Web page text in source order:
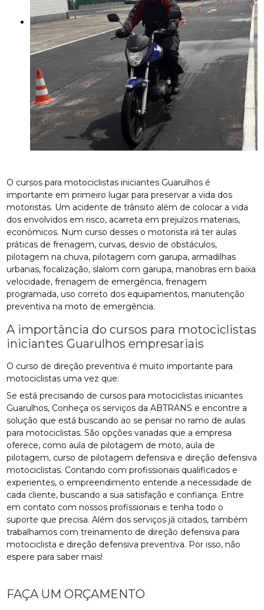
O cursos para motociclistas iniciantes Guarulhos é
importante em primeiro lugar para preservar a vida dos
motoristas. Um acidente de trânsito além de colocar a vida
dos envolvidos em risco, acarreta em prejuízos materiais,
econômicos. Num curso desses o motorista irá ter aulas
práticas de frenagem, curvas, desvio de obstáculos,
pilotagem na chuva, pilotagem com garupa, armadilhas
urbanas, focalização, slalom com garupa, manobras em baixa
velocidade, frenagem de emergência, frenagem
programada, uso correto dos equipamentos, manutenção
preventiva na moto de emergência.
A importância do cursos para motociclistas
iniciantes Guarulhos empresariais
O curso de direção preventiva é muito importante para
motociclistas uma vez que:
Se está precisando de cursos para motociclistas iniciantes
Guarulhos, Conheça os serviços da ABTRANS e encontre a
solução que está buscando ao se pensar no ramo de aulas
para motociclistas. São opções variadas que a empresa
oferece, como aula de pilotagem de moto, aula de
pilotagem, curso de pilotagem defensiva e direção defensiva
motociclistas. Contando com profissionais qualificados e
experientes, o empreendimento entende a necessidade de
cada cliente, buscando a sua satisfação e confiança. Entre
em contato com nossos profissionais e tenha todo o
suporte que precisa. Além dos serviços já citados, também
trabalhamos com treinamento de direção defensiva para
motociclista e direção defensiva preventiva. Por isso, não
espere para saber mais!
FAÇA UM ORÇAMENTO